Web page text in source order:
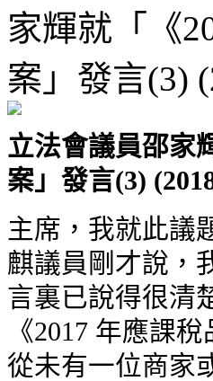
家輝就「《
案」發言(3)
立法會議員邵家
案」發言(3)
主席，我就此議
麒議員剛才說，
言裏已說得很清
《2017 年應課
從未有一位商家